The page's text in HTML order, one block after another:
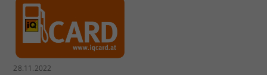
28.11.2022